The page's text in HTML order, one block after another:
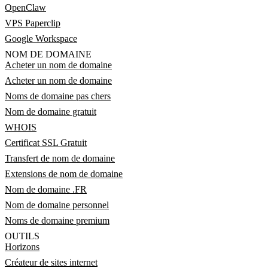
OpenClaw
VPS Paperclip
Google Workspace
NOM DE DOMAINE
Acheter un nom de domaine
Acheter un nom de domaine
Noms de domaine pas chers
Nom de domaine gratuit
WHOIS
Certificat SSL Gratuit
Transfert de nom de domaine
Extensions de nom de domaine
Nom de domaine .FR
Nom de domaine personnel
Noms de domaine premium
OUTILS
Horizons
Créateur de sites internet